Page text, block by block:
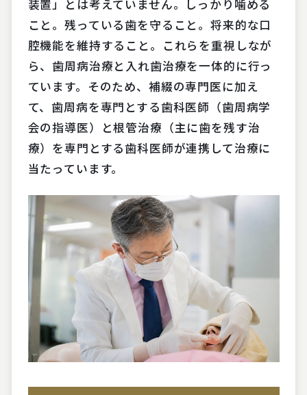
装置」とは考えていません。しっかり噛める
こと。残っている歯を守ること。将来的な口
腔機能を維持すること。これらを重視しなが
ら、歯周病治療と入れ歯治療を一体的に行っ
ています。そのため、補綴の専門医に加え
て、歯周病を専門とする歯科医師（歯周病学
会の指導医）と根管治療（主に歯を残す治
療）を専門とする歯科医師が連携して治療に
当たっています。